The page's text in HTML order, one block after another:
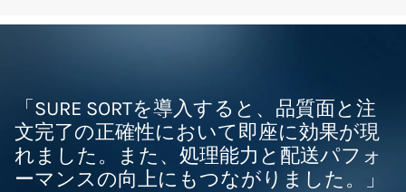
「SURE SORTを導入すると、品質面と注
文完了の正確性において即座に効果が現
れました。また、処理能力と配送パフォ
ーマンスの向上にもつながりました。」